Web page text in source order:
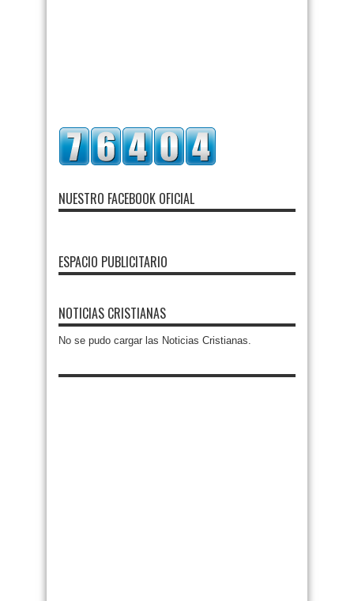
NUESTRO FACEBOOK OFICIAL
ESPACIO PUBLICITARIO
NOTICIAS CRISTIANAS
No se pudo cargar las Noticias Cristianas.